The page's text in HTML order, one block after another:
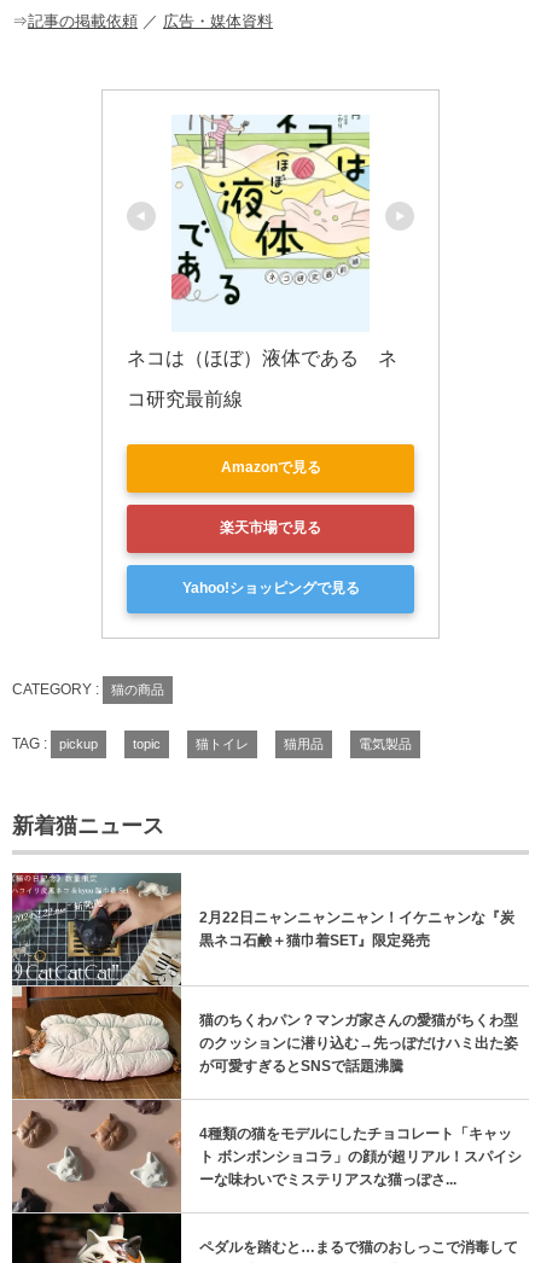
o
⇒記事の掲載依頼 ／ 広告・媒体資料
ネコは（ほぼ）液体である　ネ
コ研究最前線
Amazonで見る
楽天市場で見る
Yahoo!ショッピングで見る
CATEGORY : 猫の商品
TAG : pickup topic 猫トイレ 猫用品 電気製品
新着猫ニュース
2月22日ニャンニャンニャン！イケニャンな『炭
黒ネコ石鹸＋猫巾着SET』限定発売
猫のちくわパン？マンガ家さんの愛猫がちくわ型
のクッションに潜り込む→先っぽだけハミ出た姿
が可愛すぎるとSNSで話題沸騰
4種類の猫をモデルにしたチョコレート「キャッ
ト ボンボンショコラ」の顔が超リアル！スパイシ
ーな味わいでミステリアスな猫っぽさ...
ペダルを踏むと…まるで猫のおしっこで消毒して